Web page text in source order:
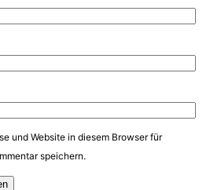
und Website in diesem Browser für
speichern.